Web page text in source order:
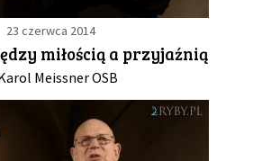
23 czerwca 2014
miłością a przyjaźnią
Meissner OSB